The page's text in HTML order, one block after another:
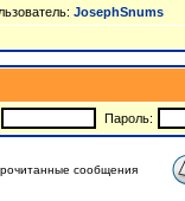
JosephSnums
Пароль:
сообщения